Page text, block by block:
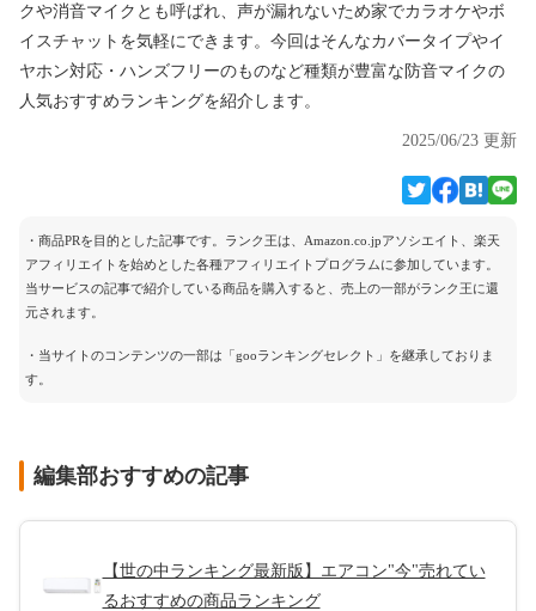
クや消音マイクとも呼ばれ、声が漏れないため家でカラオケやボ
イスチャットを気軽にできます。今回はそんなカバータイプやイ
ヤホン対応・ハンズフリーのものなど種類が豊富な防音マイクの
人気おすすめランキングを紹介します。
2025/06/23 更新
・商品PRを目的とした記事です。ランク王は、Amazon.co.jpアソシエイト、楽天
アフィリエイトを始めとした各種アフィリエイトプログラムに参加しています。
当サービスの記事で紹介している商品を購入すると、売上の一部がランク王に還
元されます。
・当サイトのコンテンツの一部は「gooランキングセレクト」を継承しておりま
す。
編集部おすすめの記事
【世の中ランキング最新版】エアコン"今"売れてい
るおすすめの商品ランキング